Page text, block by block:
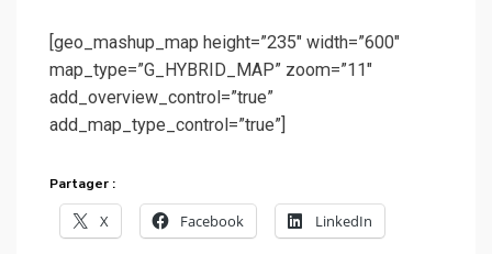
[geo_mashup_map height=”235″ width=”600″
map_type=”G_HYBRID_MAP” zoom=”11″
add_overview_control=”true”
add_map_type_control=”true”]
Partager :
X Facebook LinkedIn